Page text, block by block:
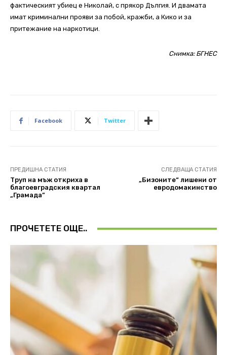
фактическият убиец е Николай, с прякор Дългия. И двамата
имат криминални прояви за побой, кражби, а Кико и за
притежание на наркотици.
Снимка: БГНЕС
Facebook Twitter
ПРЕДИШНА СТАТИЯ
Tруп на мъж откриха в
благоевградския квартал
„Грамада”
СЛЕДВАЩА СТАТИЯ
„Бизоните“ лишени от
евродомакинство
ПРОЧЕТЕТЕ ОЩЕ..